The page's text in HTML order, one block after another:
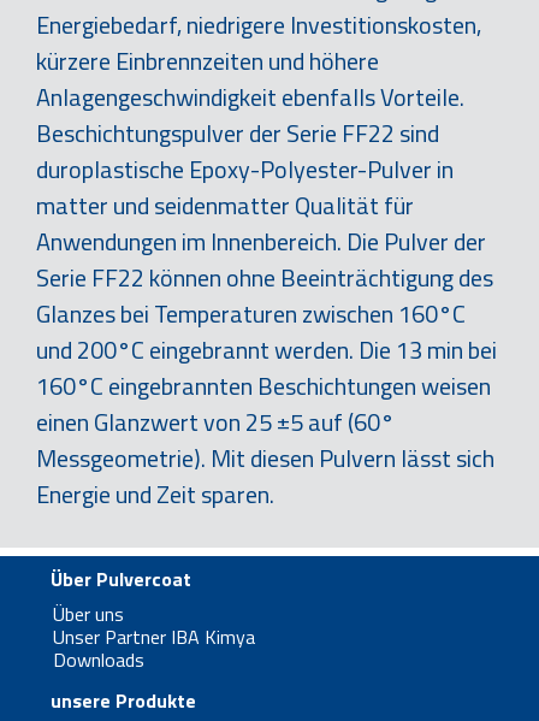
Energiebedarf, niedrigere Investitionskosten,
kürzere Einbrennzeiten und höhere
Anlagengeschwindigkeit ebenfalls Vorteile.
Beschichtungspulver der Serie FF22 sind
duroplastische Epoxy-Polyester-Pulver in
matter und seidenmatter Qualität für
Anwendungen im Innenbereich. Die Pulver der
Serie FF22 können ohne Beeinträchtigung des
Glanzes bei Temperaturen zwischen 160°C
und 200°C eingebrannt werden. Die 13 min bei
160°C eingebrannten Beschichtungen weisen
einen Glanzwert von 25 ±5 auf (60°
Messgeometrie). Mit diesen Pulvern lässt sich
Energie und Zeit sparen.
Über Pulvercoat
Über uns
Unser Partner IBA Kimya
Downloads
unsere Produkte